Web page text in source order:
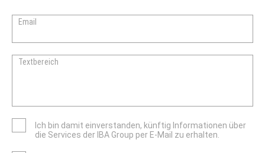
Email
Textbereich
Ich bin damit einverstanden, künftig Informationen über
die Services der IBA Group per E-Mail zu erhalten.